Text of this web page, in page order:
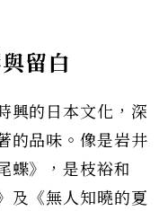
留白
興的日本文化，深
的品味。像是岩井
蝶》，是枝裕和
及《無人知曉的夏